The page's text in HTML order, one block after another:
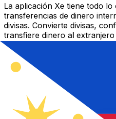
La aplicación Xe tiene todo lo
transferencias de dinero
divisas. Convierte divisas,
transfiere dinero al
¡Descarga hoy!